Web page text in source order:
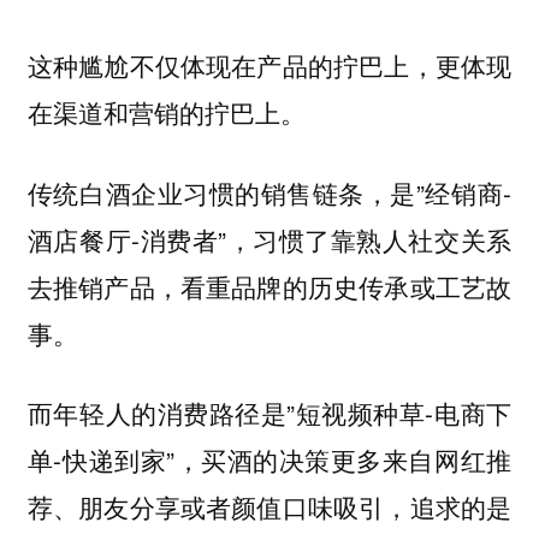
这种尴尬不仅体现在产品的拧巴上，更体现
在渠道和营销的拧巴上。
传统白酒企业习惯的销售链条，是”经销商-
酒店餐厅-消费者”，习惯了靠熟人社交关系
去推销产品，看重品牌的历史传承或工艺故
事。
而年轻人的消费路径是”短视频种草-电商下
单-快递到家”，买酒的决策更多来自网红推
荐、朋友分享或者颜值口味吸引，追求的是